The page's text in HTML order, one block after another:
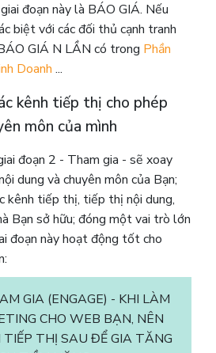
đoạn này là BÁO GIÁ. Nếu
biệt với các đối thủ cạnh tranh
GIÁ N LẦN có trong Phần
Doanh ...
kênh tiếp thị cho phép
môn của mình
đoạn 2 - Tham gia - sẽ xoay
dung và chuyên môn của Bạn;
kênh tiếp thị, tiếp thị nội dung,
Bạn sở hữu; đóng một vai trò lớn
đoạn này hoạt động tốt cho
GIA (ENGAGE) - KHI LÀM
CHO WEB BẠN, NÊN
TIẾP THỊ SAU ĐỂ GIA TĂNG